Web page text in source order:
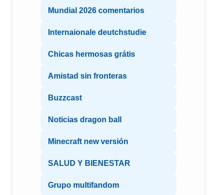
Mundial 2026 comentarios
Internaionale deutchstudie
Chicas hermosas grátis
Amistad sin fronteras
Buzzcast
Noticias dragon ball
Minecraft new versión
SALUD Y BIENESTAR
Grupo multifandom